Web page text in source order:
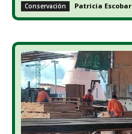
Conservación Patricia Escobar